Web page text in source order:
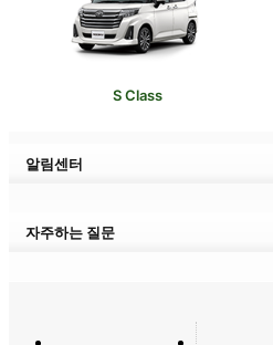
S Class
알림센터
자주하는 질문